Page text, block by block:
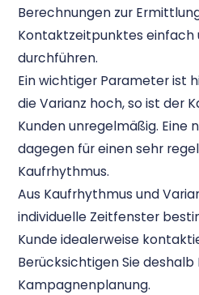
Berechnungen zur
Kontaktzeitpunktes einfach
durchführen.
Ein wichtiger Parameter ist
die Varianz hoch, so ist der
Kunden unregelmäßig. Eine
dagegen für einen sehr
Kaufrhythmus.
Aus Kaufrhythmus und
individuelle Zeitfenster
Kunde idealerweise
Berücksichtigen Sie
Kampagnenplanung.